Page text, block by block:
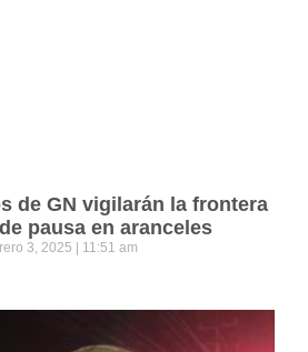
de GN vigilarán la frontera
pausa en aranceles
3, 2025 11:51 am